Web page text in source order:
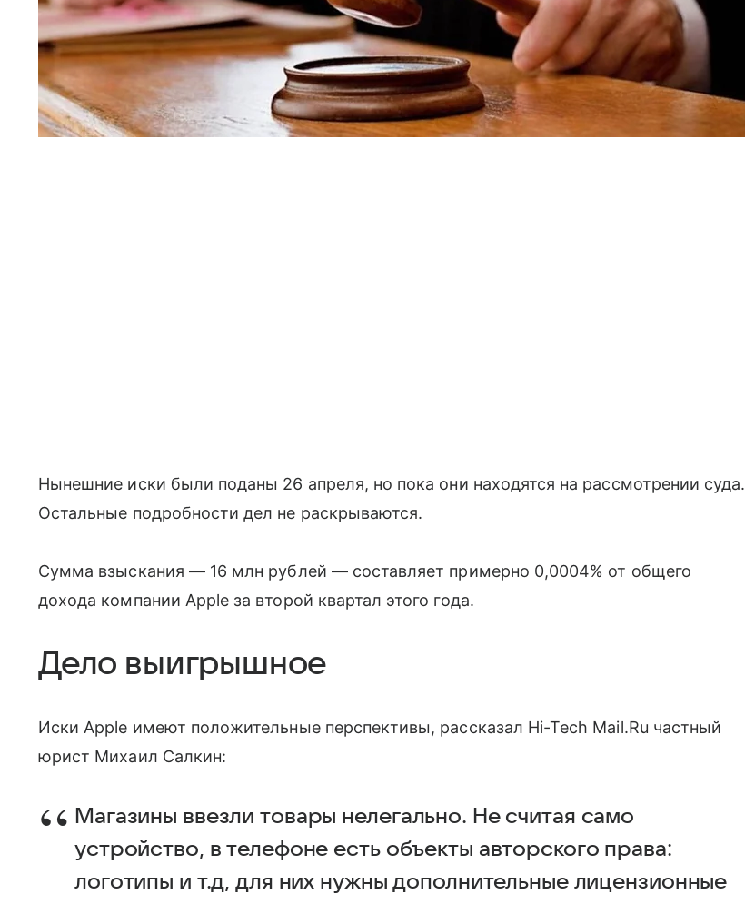
Нынешние иски были поданы 26 апреля, но пока они находятся на рассмотрении суда.
Остальные подробности дел не раскрываются.
Сумма взыскания — 16 млн рублей — составляет примерно 0,0004% от общего
дохода компании Apple за второй квартал этого года.
Дело выигрышное
Иски Apple имеют положительные перспективы, рассказал Hi-Tech Mail.Ru частный
юрист Михаил Салкин:
Магазины ввезли товары нелегально. Не считая само
устройство, в телефоне есть объекты авторского права:
логотипы и т.д, для них нужны дополнительные лицензионные